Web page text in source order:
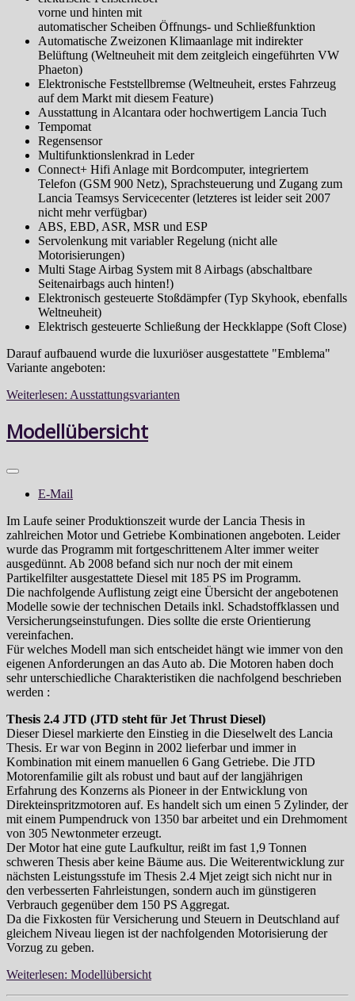
vorne und hinten mit
automatischer Scheiben Öffnungs- und Schließfunktion
Automatische Zweizonen Klimaanlage mit indirekter
Belüftung (Weltneuheit mit dem zeitgleich eingeführten VW
Phaeton)
Elektronische Feststellbremse (Weltneuheit, erstes Fahrzeug
auf dem Markt mit diesem Feature)
Ausstattung in Alcantara oder hochwertigem Lancia Tuch
Tempomat
Regensensor
Multifunktionslenkrad in Leder
Connect+ Hifi Anlage mit Bordcomputer, integriertem
Telefon (GSM 900 Netz), Sprachsteuerung und Zugang zum
Lancia Teamsys Servicecenter (letzteres ist leider seit 2007
nicht mehr verfügbar)
ABS, EBD, ASR, MSR und ESP
Servolenkung mit variabler Regelung (nicht alle
Motorisierungen)
Multi Stage Airbag System mit 8 Airbags (abschaltbare
Seitenairbags auch hinten!)
Elektronisch gesteuerte Stoßdämpfer (Typ Skyhook, ebenfalls
Weltneuheit)
Elektrisch gesteuerte Schließung der Heckklappe (Soft Close)
Darauf aufbauend wurde die luxuriöser ausgestattete "Emblema"
Variante angeboten:
Weiterlesen: Ausstattungsvarianten
Modellübersicht
E-Mail
Im Laufe seiner Produktionszeit wurde der Lancia Thesis in
zahlreichen Motor und Getriebe Kombinationen angeboten. Leider
wurde das Programm mit fortgeschrittenem Alter immer weiter
ausgedünnt. Ab 2008 befand sich nur noch der mit einem
Partikelfilter ausgestattete Diesel mit 185 PS im Programm.
Die nachfolgende Auflistung zeigt eine Übersicht der angebotenen
Modelle sowie der technischen Details inkl. Schadstoffklassen und
Versicherungseinstufungen. Dies sollte die erste Orientierung
vereinfachen.
Für welches Modell man sich entscheidet hängt wie immer von den
eigenen Anforderungen an das Auto ab. Die Motoren haben doch
sehr unterschiedliche Charakteristiken die nachfolgend beschrieben
werden :
Thesis 2.4 JTD (JTD steht für Jet Thrust Diesel)
Dieser Diesel markierte den Einstieg in die Dieselwelt des Lancia
Thesis. Er war von Beginn in 2002 lieferbar und immer in
Kombination mit einem manuellen 6 Gang Getriebe. Die JTD
Motorenfamilie gilt als robust und baut auf der langjährigen
Erfahrung des Konzerns als Pioneer in der Entwicklung von
Direkteinspritzmotoren auf. Es handelt sich um einen 5 Zylinder, der
mit einem Pumpendruck von 1350 bar arbeitet und ein Drehmoment
von 305 Newtonmeter erzeugt.
Der Motor hat eine gute Laufkultur, reißt im fast 1,9 Tonnen
schweren Thesis aber keine Bäume aus. Die Weiterentwicklung zur
nächsten Leistungsstufe im Thesis 2.4 Mjet zeigt sich nicht nur in
den verbesserten Fahrleistungen, sondern auch im günstigeren
Verbrauch gegenüber dem 150 PS Aggregat.
Da die Fixkosten für Versicherung und Steuern in Deutschland auf
gleichem Niveau liegen ist der nachfolgenden Motorisierung der
Vorzug zu geben.
Weiterlesen: Modellübersicht